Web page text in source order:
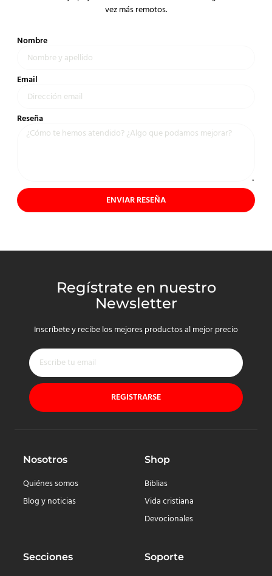
vez más remotos.
Nombre
Email
Reseña
ENVIAR RESEÑA
Regístrate en nuestro
Newsletter
Inscríbete y recibe los mejores productos al mejor precio
REGISTRARSE
Nosotros
Quiénes somos
Blog y noticias
Shop
Biblias
Vida cristiana
Devocionales
Secciones Soporte